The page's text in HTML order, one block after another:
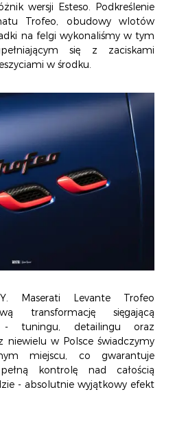
wersji Esteso. Podkreślenie
Trofeo, obudowy wlotów
na felgi wykonaliśmy w tym
się z zaciskami
w środku.
Maserati Levante Trofeo
transformację sięgającą
- tuningu, detailingu oraz
niewielu w Polsce świadczymy
miejscu, co gwarantuje
kontrolę nad całością
- absolutnie wyjątkowy efekt